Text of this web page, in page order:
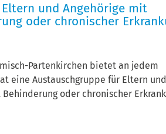
und Angehörige mit
oder chronischer
Partenkirchen bietet an jedem
eine Austauschgruppe für Eltern und
oder chronischer